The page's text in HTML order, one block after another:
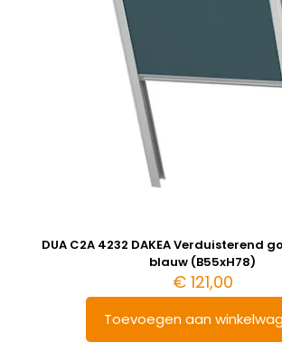
DUA C2A 4232 DAKEA Verduisterend
blauw (B55xH78)
€121,00
Toevoegen aan